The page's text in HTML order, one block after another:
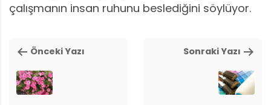
çalışmanın insan ruhunu beslediğini söylüyor.
Önceki Yazı Sonraki Yazı